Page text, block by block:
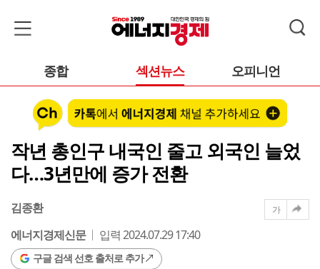
종합 섹션뉴스 오피니언
작년 총인구 내국인 줄고 외국인 늘었
다…3년만에 증가 전환
김종환
에너지경제신문
입력 2024.07.29 17:40
구글 검색 선호 출처로 추가
가